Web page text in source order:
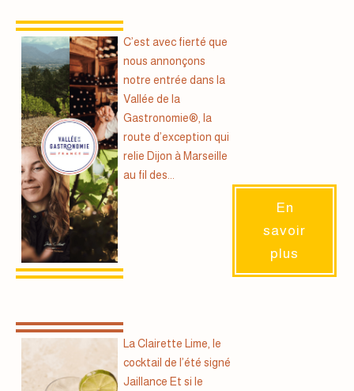
C’est avec fierté que
nous annonçons
notre entrée dans la
Vallée de la
Gastronomie®, la
route d’exception qui
relie Dijon à Marseille
au fil des...
En
savoir
plus
La Clairette Lime, le
cocktail de l’été signé
Jaillance Et si le